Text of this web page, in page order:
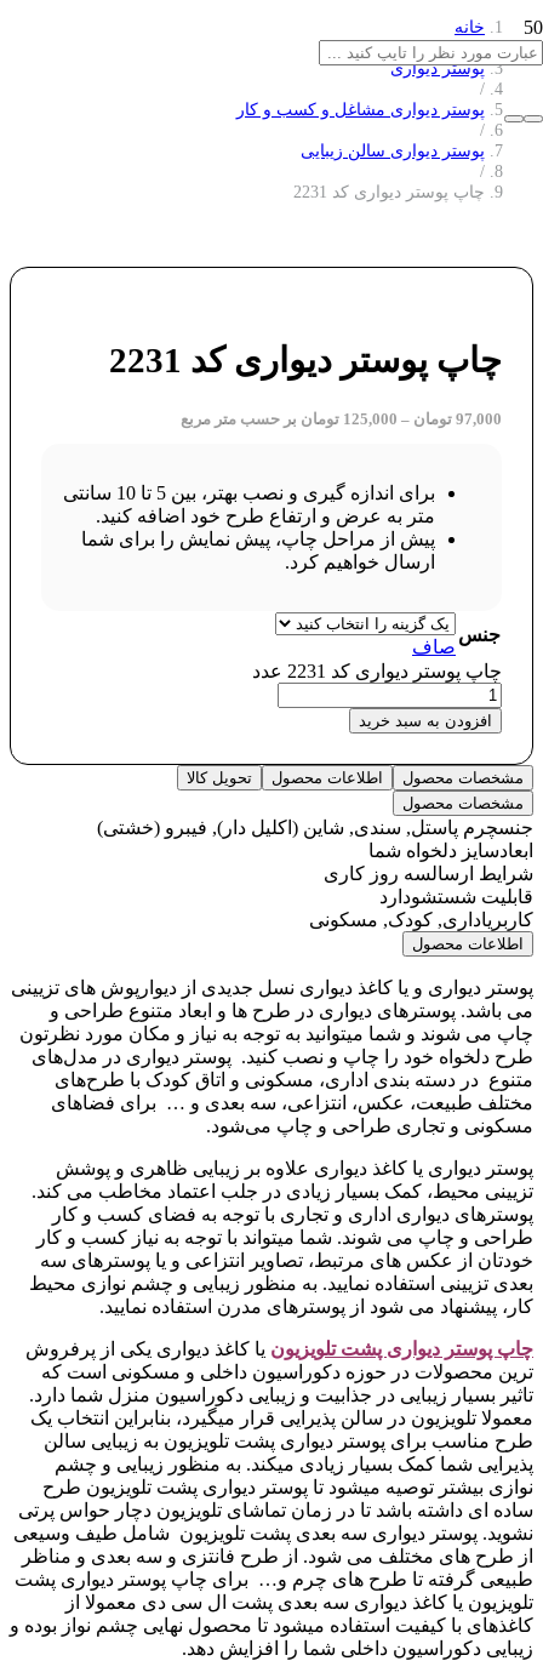
خانه
/
پوستر دیواری
/
پوستر دیواری مشاغل و کسب و کار
/
پوستر دیواری سالن زیبایی
/
چاپ پوستر دیواری کد 2231
چاپ پوستر دیواری کد 2231
97,000 تومان –
125,000 تومان بر حسب متر مربع
برای اندازه گیری و نصب بهتر، بین 5 تا 10 سانتی
متر به عرض و ارتفاع طرح خود اضافه کنید.
پیش از مراحل چاپ، پیش نمایش را برای شما
ارسال خواهیم کرد.
جنس
صاف
چاپ پوستر دیواری کد 2231 عدد
افزودن به سبد خرید
مشخصات محصول اطلاعات محصول
تحویل کالا
مشخصات محصول
جنسچرم پاستل, سندی, شاین (اکلیل دار), فیبرو (خشتی)
ابعادسایز دلخواه شما
شرایط ارسالسه روز کاری
قابلیت شستشودارد
کاربریاداری, کودک, مسکونی
اطلاعات محصول
پوستر دیواری و یا کاغذ دیواری نسل جدیدی از دیوارپوش های تزیینی
می باشد. پوسترهای دیواری در طرح ها و ابعاد متنوع طراحی و
چاپ می شوند و شما میتوانید به توجه به نیاز و مکان مورد نظرتون
طرح دلخواه خود را چاپ و نصب کنید. پوستر دیواری در مدل‌های
متنوع در دسته‌ بندی اداری، مسکونی و اتاق کودک با طرح‌های
مختلف طبیعت، عکس، انتزاعی، سه بعدی و … برای فضاهای
مسکونی و تجاری طراحی و چاپ می‌شود.
پوستر دیواری یا کاغذ دیواری علاوه بر زیبایی ظاهری و پوشش
تزیینی محیط، کمک بسیار زیادی در جلب اعتماد مخاطب می کند.
پوسترهای دیواری اداری و تجاری با توجه به فضای کسب و کار
طراحی و چاپ می شوند. شما میتواند با توجه به نیاز کسب و کار
خودتان از عکس های مرتبط، تصاویر انتزاعی و یا پوسترهای سه
بعدی تزیینی استفاده نمایید. به منظور زیبایی و چشم نوازی محیط
کار، پیشنهاد می شود از پوسترهای مدرن استفاده نمایید.
چاپ پوستر دیواری پشت تلویزیون یا کاغذ دیواری یکی از پرفروش
ترین محصولات در حوزه دکوراسیون داخلی و مسکونی است که
تاثیر بسیار زیبایی در جذابیت و زیبایی دکوراسیون منزل شما دارد.
معمولا تلویزیون در سالن پذیرایی قرار میگیرد، بنابراین انتخاب یک
طرح مناسب برای پوستر دیواری پشت تلویزیون به زیبایی سالن
پذیرایی شما کمک بسیار زیادی میکند. به منظور زیبایی و چشم
نوازی بیشتر توصیه میشود تا پوستر دیواری پشت تلویزیون طرح
ساده ای داشته باشد تا در زمان تماشای تلویزیون دچار حواس پرتی
نشوید. پوستر دیواری سه بعدی پشت تلویزیون شامل طیف وسیعی
از طرح های مختلف می شود. از طرح فانتزی و سه بعدی و مناظر
طبیعی گرفته تا طرح های چرم و… برای چاپ پوستر دیواری پشت
تلویزیون یا کاغذ دیواری سه بعدی پشت ال سی دی معمولا از
کاغذهای با کیفیت استفاده میشود تا محصول نهایی چشم نواز بوده و
زیبایی دکوراسیون داخلی شما را افزایش دهد.